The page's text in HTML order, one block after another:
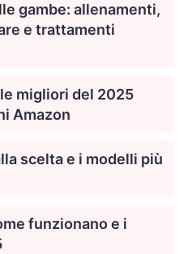
gambe: allenamenti,
e trattamenti
migliori del 2025
Amazon
scelta e i modelli più
funzionano e i